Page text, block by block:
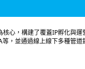
心，構建了覆蓋IP孵化與
，並通過線上線下多種管